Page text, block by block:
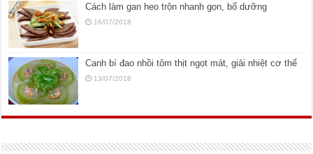
Cách làm gan heo trộn nhanh gọn, bổ dưỡng
16/07/2018
Canh bí đao nhồi tôm thịt ngọt mát, giải nhiệt cơ thể
13/07/2018